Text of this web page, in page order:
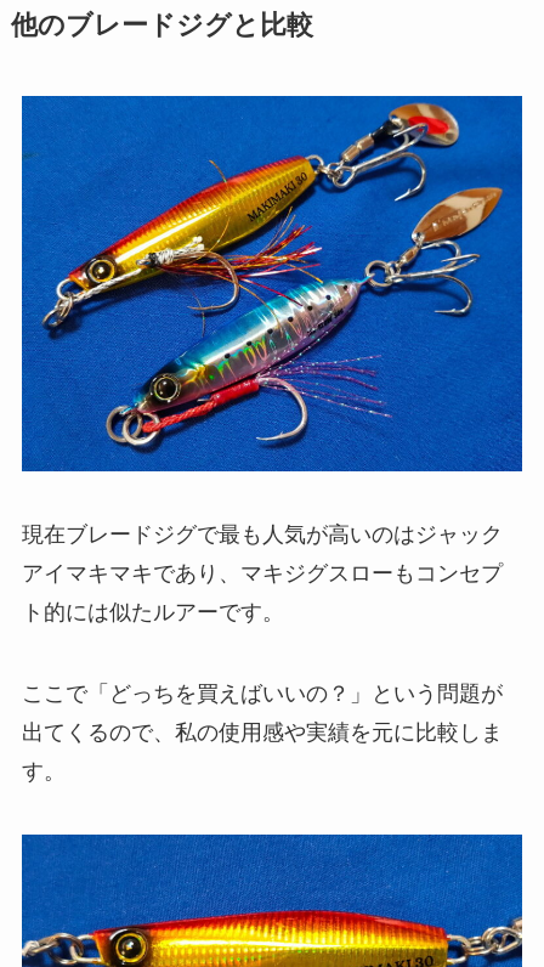
他のブレードジグと比較
現在ブレードジグで最も人気が高いのはジャック
アイマキマキであり、マキジグスローもコンセプ
ト的には似たルアーです。
ここで「どっちを買えばいいの？」という問題が
出てくるので、私の使用感や実績を元に比較しま
す。